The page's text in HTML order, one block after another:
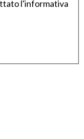
l'informativa